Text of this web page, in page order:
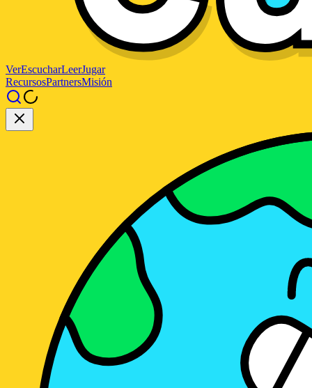
VerEscucharLeerJugar
RecursosPartnersMisión